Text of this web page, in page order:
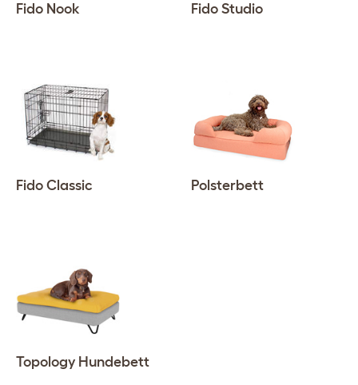
Fido Nook Fido Studio
Fido Classic Polsterbett
Topology Hundebett